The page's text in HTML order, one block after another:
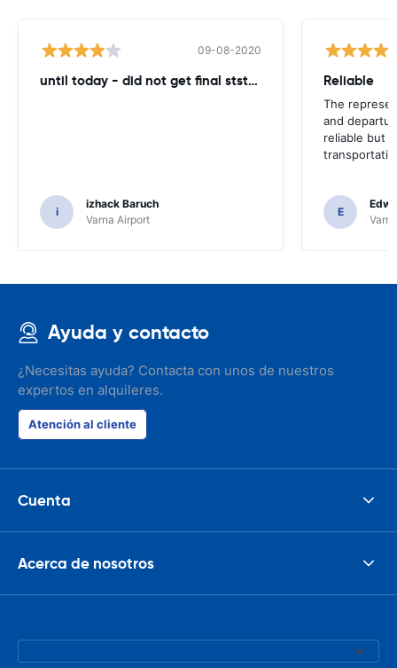
09-08-2020
until today - did not get final ststemant of the rent !!
i
izhack Baruch
Varna Airport
Reliable
The
and
reliable but
E
Ayuda y contacto
¿Necesitas ayuda? Contacta con unos de nuestros
expertos en alquileres.
Atención al cliente
Cuenta
Acerca de nosotros